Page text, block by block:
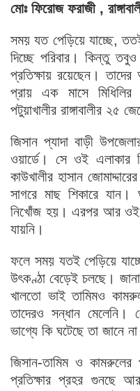
মোঃ ফিরোজ ফরাজী ,
সময় যত পেড়িয়ে যাচ্ছে,
দিচ্ছে পরিবার। কিন্তু
প্রতিক্ষায় রয়েছেন।
প্রায় এক মাসে
পটুয়াখালীর রাঙ্গাবালীর ২৫
জিসান প্যাদা বাড়ী
ওয়ার্ডে। সে ওই এলাকার
কাউখালীর হাসান
সাগরে মাছ শিকারে যান।
নিখোঁজ হয়। এরপর আর ওই
যায়নি।
ফলে সময় যতই পেড়িয়ে
উৎকণ্ঠা বেড়েই চলছে।
খালতো ভাই তামিমও
তাদেরও সন্ধান
ভাগ্যে কি ঘটেছে তা জানে
জিসান-তামিম ও
প্রতিক্ষার প্রহর গুনছে